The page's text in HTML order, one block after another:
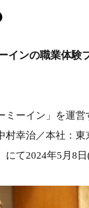
インの職業体験
ミーイン」を運
村幸治／本社：
にて2024年5月8